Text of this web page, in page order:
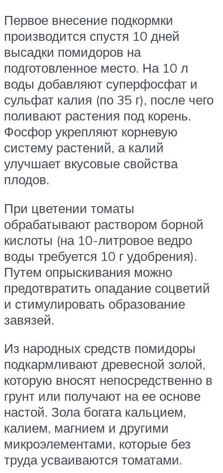
Первое внесение подкормки
производится спустя 10 дней
высадки помидоров на
подготовленное место. На 10 л
воды добавляют суперфосфат и
сульфат калия (по 35 г), после чего
поливают растения под корень.
Фосфор укрепляют корневую
систему растений, а калий
улучшает вкусовые свойства
плодов.
При цветении томаты
обрабатывают раствором борной
кислоты (на 10-литровое ведро
воды требуется 10 г удобрения).
Путем опрыскивания можно
предотвратить опадание соцветий
и стимулировать образование
завязей.
Из народных средств помидоры
подкармливают древесной золой,
которую вносят непосредственно в
грунт или получают на ее основе
настой. Зола богата кальцием,
калием, магнием и другими
микроэлементами, которые без
труда усваиваются томатами.